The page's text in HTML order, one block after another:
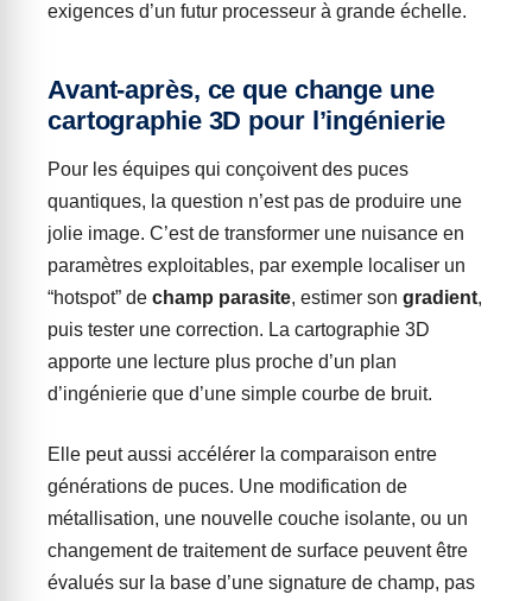
exigences d’un futur processeur à grande échelle.
Avant-après, ce que change une
cartographie 3D pour l’ingénierie
Pour les équipes qui conçoivent des puces
quantiques, la question n’est pas de produire une
jolie image. C’est de transformer une nuisance en
paramètres exploitables, par exemple localiser un
“hotspot” de champ parasite, estimer son gradient,
puis tester une correction. La cartographie 3D
apporte une lecture plus proche d’un plan
d’ingénierie que d’une simple courbe de bruit.
Elle peut aussi accélérer la comparaison entre
générations de puces. Une modification de
métallisation, une nouvelle couche isolante, ou un
changement de traitement de surface peuvent être
évalués sur la base d’une signature de champ, pas